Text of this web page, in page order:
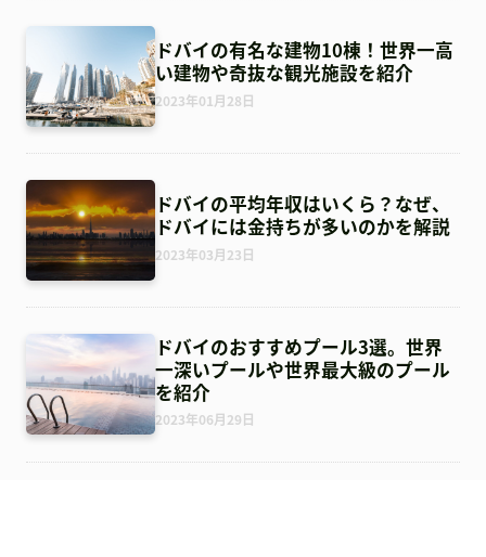
ドバイの有名な建物10棟！世界一高
い建物や奇抜な観光施設を紹介
2023年01月28日
ドバイの平均年収はいくら？なぜ、
ドバイには金持ちが多いのかを解説
2023年03月23日
ドバイのおすすめプール3選。世界
一深いプールや世界最大級のプール
を紹介
2023年06月29日